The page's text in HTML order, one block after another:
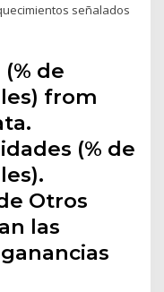
señalados
de
from
(% de
Otros
las